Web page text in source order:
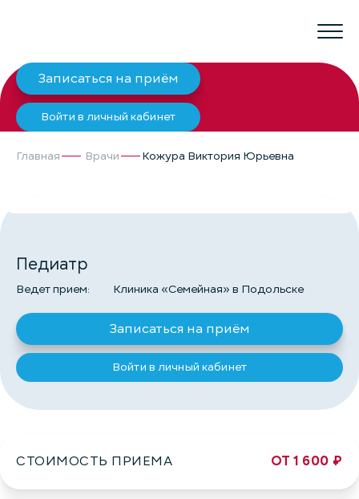
Записаться на приём
Войти в личный кабинет
Главная Врачи Кожура Виктория Юрьевна
Педиатр
Ведет прием: Клиника «Семейная» в Подольске
Записаться на приём
Войти в личный кабинет
СТОИМОСТЬ ПРИЕМА ОТ 1 600 ₽